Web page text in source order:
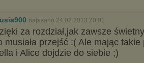
napisano 24.02.2013 20:01
za rozdział,jak zawsze
musiała przejść :( Ale mając takie
i Alice dojdzie do siebie ;)